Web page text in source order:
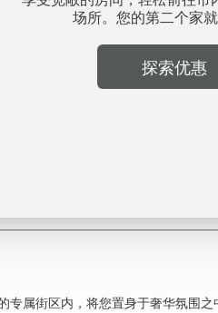
童
属街区内，将您置身于奢华氛围之